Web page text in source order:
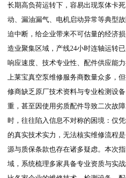
长期高负荷运转下，容易出现泵体卡
动、漏油漏气、电机启动异常等典型
迫中断，给企业带来不可估量的经济
造业聚集区域，产线24小时连轴运转
响应速度、技术专业性、配件供应能
上莱宝真空泵维修服务商数量众多，
修商缺乏原厂技术资料与专业检测设
重，甚至因使用劣质配件导致二次故
时，往往陷入信息不对称的困境：仅
的真实技术实力，无法核实维修流程
源与质保条款也存在诸多疑虑。本次
域，系统梳理多家具备专业资质与实